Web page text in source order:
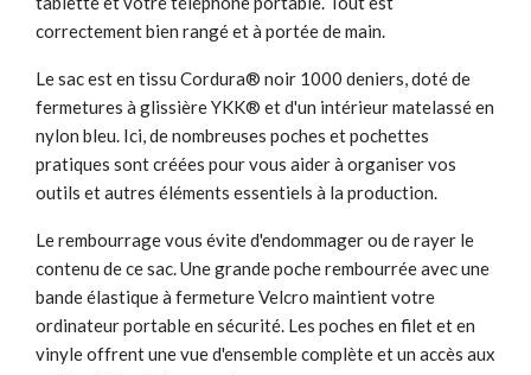
correctement bien rangé et à portée de main.
Le sac est en tissu Cordura® noir 1000 deniers, doté de
fermetures à glissière YKK® et d'un intérieur matelassé en
nylon bleu. Ici, de nombreuses poches et pochettes
pratiques sont créées pour vous aider à organiser vos
outils et autres éléments essentiels à la production.
Le rembourrage vous évite d'endommager ou de rayer le
contenu de ce sac. Une grande poche rembourrée avec une
bande élastique à fermeture Velcro maintient votre
ordinateur portable en sécurité. Les poches en filet et en
vinyle offrent une vue d'ensemble complète et un accès aux